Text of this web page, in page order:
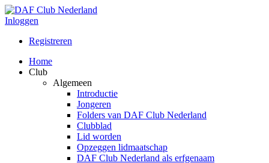
Inloggen
Registreren
Home
Club
Algemeen
Introductie
Jongeren
Folders van DAF Club Nederland
Clubblad
Lid worden
Opzeggen lidmaatschap
DAF Club Nederland als erfgenaam